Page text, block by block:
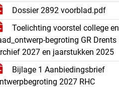
Dossier 2892 voorblad.pdf
Toelichting voorstel college en
begroting GR Drents
2027 en jaarstukken 2025
Bijlage 1 Aanbiedingsbrief
2027 RHC